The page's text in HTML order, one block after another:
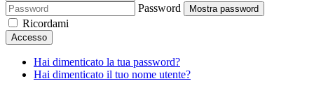
Password
Mostra password
Ricordami
Accesso
Hai dimenticato la tua password?
Hai dimenticato il tuo nome utente?